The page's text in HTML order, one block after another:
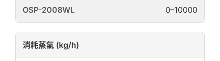
0–10000
消耗蒸氣 (kg/h)